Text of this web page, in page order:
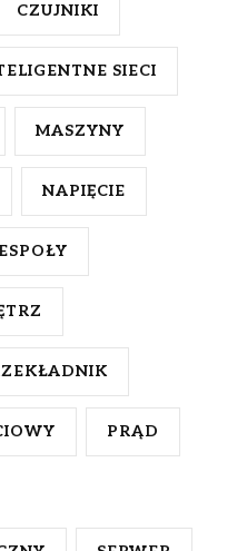
CZUJNIKI
SIECI
MASZYNY
NAPIĘCIE
PRĄD